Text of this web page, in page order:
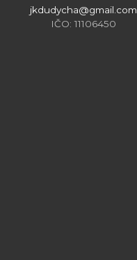
jkdudycha@gmail.com
IČO: 11106450